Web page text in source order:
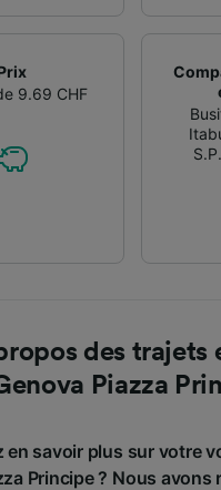
9.69 CHF
des trajets
Piazza
en savoir plus sur votre
Principe ? Nous avons